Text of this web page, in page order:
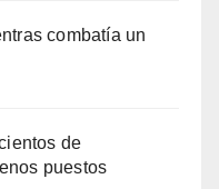
combatía un
de
puestos